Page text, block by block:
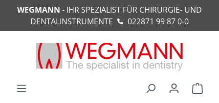
springen
WEGMANN - IHR SPEZIALIST FÜR CHIRURGIE- UND
DENTALINSTRUMENTE
022871 99 87 0-0